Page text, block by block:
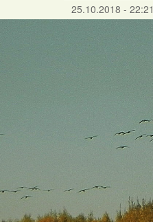
25.10.2018 - 22:21